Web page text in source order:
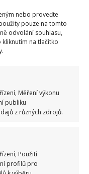
nebo proveďte
pouze na tomto
odvolání souhlasu,
na tlačítko
Měření výkonu
publiku
z různých zdrojů.
Použití
profilů pro